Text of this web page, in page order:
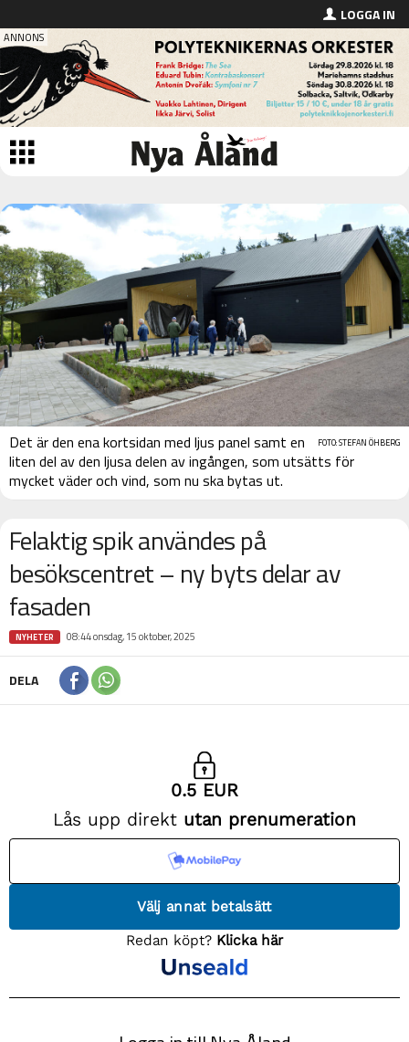
LOGGA IN
FOTO: STEFAN ÖHBERG
Det är den ena kortsidan med ljus panel samt en
liten del av den ljusa delen av ingången, som utsätts för
mycket väder och vind, som nu ska bytas ut.
Felaktig spik användes på
besökscentret – ny byts delar av
fasaden
NYHETER 08:44 onsdag, 15 oktober, 2025
DELA